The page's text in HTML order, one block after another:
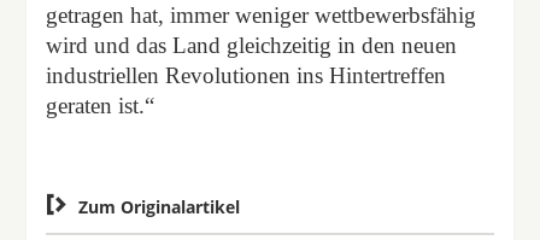
getragen hat, immer weniger wettbewerbsfähig
wird und das Land gleichzeitig in den neuen
industriellen Revolutionen ins Hintertreffen
geraten ist.“
 Zum Originalartikel